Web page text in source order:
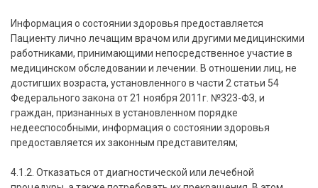
Информация о состоянии здоровья предоставляется
Пациенту лично лечащим врачом или другими медицинскими
работниками, принимающими непосредственное участие в
медицинском обследовании и лечении. В отношении лиц, не
достигших возраста, установленного в части 2 статьи 54
Федерального закона от 21 ноября 2011г. №323-ФЗ, и
граждан, признанных в установленном порядке
недееспособными, информация о состоянии здоровья
предоставляется их законным представителям;
4.1.2. Отказаться от диагностической или лечебной